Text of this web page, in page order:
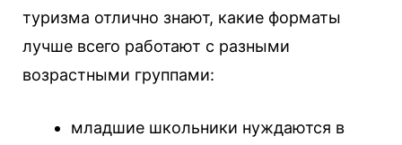
туризма отлично знают, какие форматы
лучше всего работают с разными
возрастными группами:
младшие школьники нуждаются в